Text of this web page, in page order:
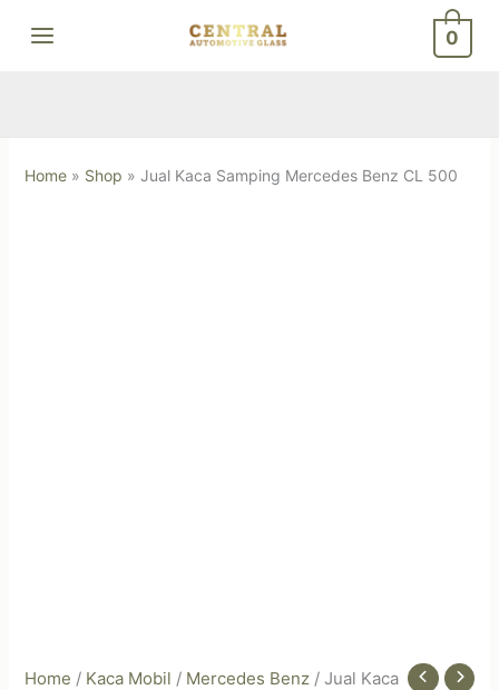
0
Home» Shop » Jual Kaca Samping Mercedes Benz CL 500
Home / Kaca Mobil / Mercedes Benz/ Jual Kaca